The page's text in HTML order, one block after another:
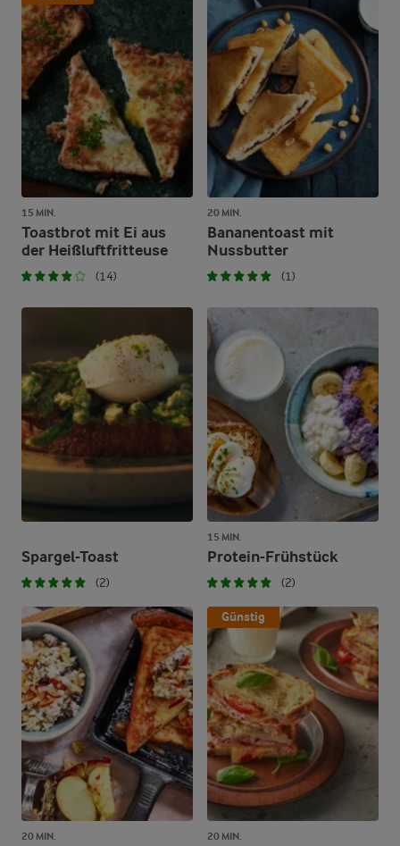
15 MIN.
Toastbrot mit Ei aus
der Heißluftfritteuse
(14)
20 MIN.
Bananentoast mit
Nussbutter
(1)
Spargel-Toast
(2)
15 MIN.
Protein-Frühstück
(2)
20 MIN.
Günstig
20 MIN.